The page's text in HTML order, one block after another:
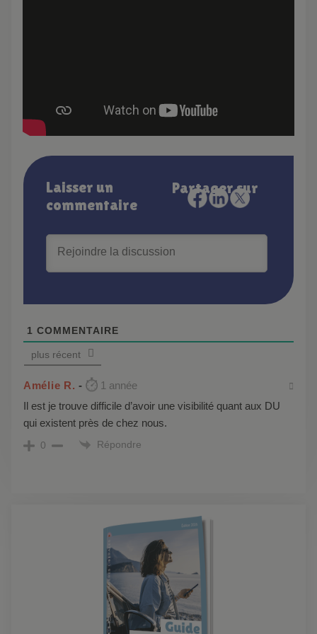
Laisser un
commentaire
Partager sur
1 COMMENTAIRE
plus récent
Amélie R.
1 année
Il est je trouve difficile d’avoir une visibilité quant aux DU
qui existent près de chez nous.
0 Répondre